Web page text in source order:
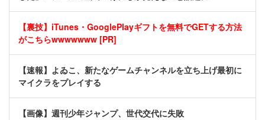
【裏技】iTunes・GooglePlayギフトを無料でGETする方法
がこちらwwwwwww [PR]
【速報】よゐこ、新たなゲームチャンネルを立ち上げ最初に
マイクラをプレイする
【画像】週刊少年ジャンプ、世代交代に失敗